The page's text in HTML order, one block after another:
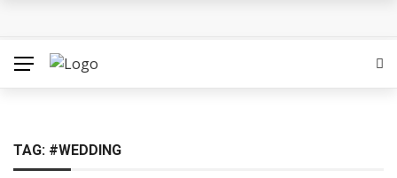
Berlari Sambil Bantu Santri dan Guru Honorer
TAG: #WEDDING